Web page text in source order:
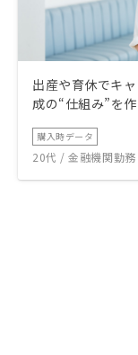
出産や育休でキ
成の“仕組み”を
購入時データ
20代 / 金融機関勤務